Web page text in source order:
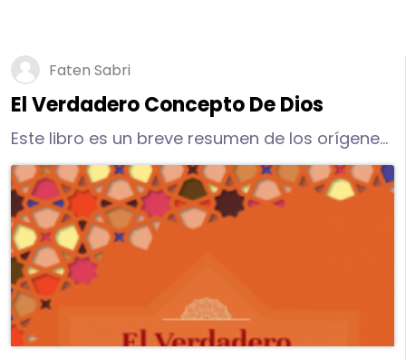
Faten Sabri
El Verdadero Concepto De Dios
Este libro es un breve resumen de los orígenes
de las religiones en comparación con su
realidad actual. Se tiene la intención de traer
de nuevo a la gente las verdaderas raíces de
la fe (es decir, creer en un sólo Dios y adorarlo
sólo a Él) a través de los versos coránicos
relevantes y citas de las otras escrituras
religiosas.